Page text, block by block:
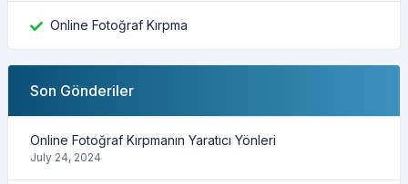
Online Fotoğraf Kırpma
Son Gönderiler
Online Fotoğraf Kırpmanın Yaratıcı Yönleri
July 24, 2024